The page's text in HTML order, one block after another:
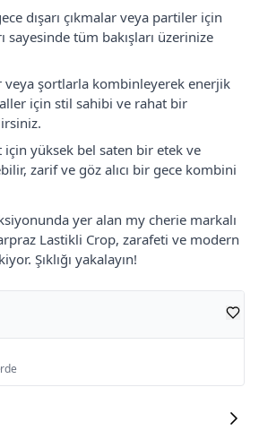
dışarı çıkmalar veya partiler için
sayesinde tüm bakışları üzerinize
veya şortlarla kombinleyerek enerjik
için stil sahibi ve rahat bir
için yüksek bel saten bir etek ve
zarif ve göz alıcı bir gece kombini
yer alan my cherie markalı
Lastikli Crop, zarafeti ve modern
Şıklığı yakalayın!